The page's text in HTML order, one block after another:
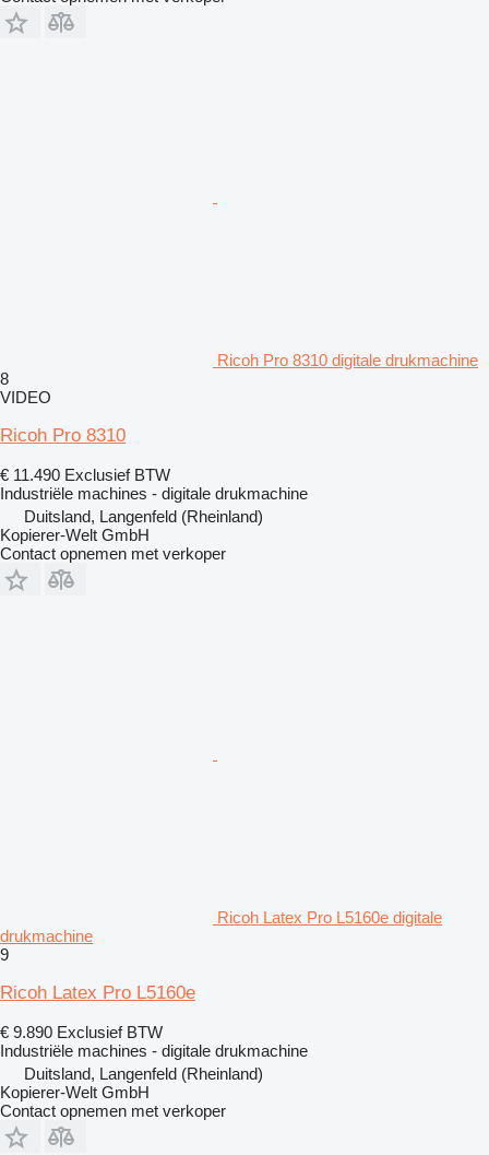
Ricoh Pro 8310 digitale drukmachine
8
VIDEO
Ricoh Pro 8310
€ 11.490 Exclusief BTW
Industriële machines - digitale drukmachine
Duitsland, Langenfeld (Rheinland)
Kopierer-Welt GmbH
Contact opnemen met verkoper
Ricoh Latex Pro L5160e digitale
drukmachine
9
Ricoh Latex Pro L5160e
€ 9.890 Exclusief BTW
Industriële machines - digitale drukmachine
Duitsland, Langenfeld (Rheinland)
Kopierer-Welt GmbH
Contact opnemen met verkoper